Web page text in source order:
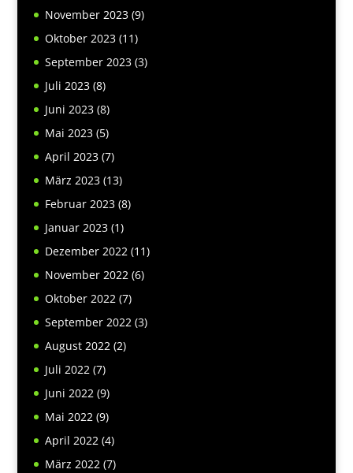
November 2023(9)
Oktober 2023(11)
September 2023(3)
Juli 2023(8)
Juni 2023(8)
Mai 2023(5)
April 2023(7)
März 2023(13)
Februar 2023(8)
Januar 2023(1)
Dezember 2022(11)
November 2022(6)
Oktober 2022(7)
September 2022(3)
August 2022(2)
Juli 2022(7)
Juni 2022(9)
Mai 2022(9)
April 2022(4)
März 2022(7)